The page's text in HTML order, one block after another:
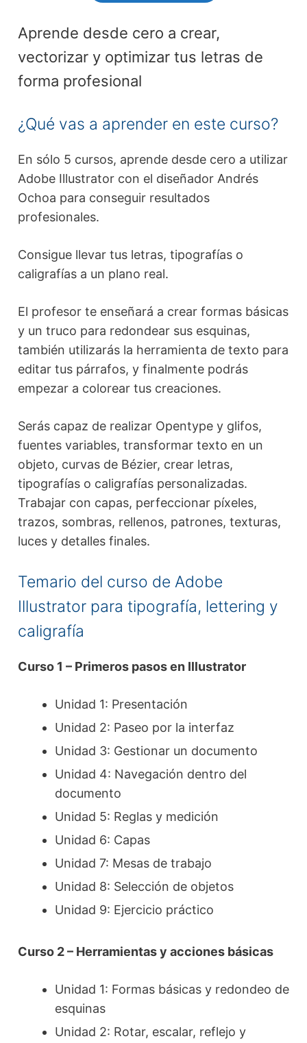
Aprende desde cero a crear,
vectorizar y optimizar tus letras de
forma profesional
¿Qué vas a aprender en este curso?
En sólo 5 cursos, aprende desde cero a utilizar
Adobe Illustrator con el diseñador Andrés
Ochoa para conseguir resultados
profesionales.
Consigue llevar tus letras, tipografías o
caligrafías a un plano real.
El profesor te enseñará a crear formas básicas
y un truco para redondear sus esquinas,
también utilizarás la herramienta de texto para
editar tus párrafos, y finalmente podrás
empezar a colorear tus creaciones.
Serás capaz de realizar Opentype y glifos,
fuentes variables, transformar texto en un
objeto, curvas de Bézier, crear letras,
tipografías o caligrafías personalizadas.
Trabajar con capas, perfeccionar píxeles,
trazos, sombras, rellenos, patrones, texturas,
luces y detalles finales.
Temario del curso de Adobe
Illustrator para tipografía, lettering y
caligrafía
Curso 1 – Primeros pasos en Illustrator
Unidad 1: Presentación
Unidad 2: Paseo por la interfaz
Unidad 3: Gestionar un documento
Unidad 4: Navegación dentro del
documento
Unidad 5: Reglas y medición
Unidad 6: Capas
Unidad 7: Mesas de trabajo
Unidad 8: Selección de objetos
Unidad 9: Ejercicio práctico
Curso 2 – Herramientas y acciones básicas
Unidad 1: Formas básicas y redondeo de
esquinas
Unidad 2: Rotar, escalar, reflejo y